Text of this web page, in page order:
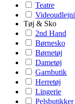
Teatre
Tøj & Sko
2nd Hand
Børnesko
Børnetøj
Dametøj
Garnbutik
Herretøj
Lingerie
Pelsbutikker